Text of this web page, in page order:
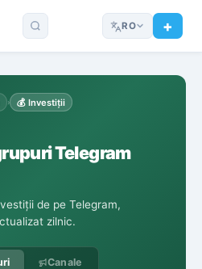
RO
› 💰 Investiții
Telegram
de pe Telegram,
zilnic.
Canale